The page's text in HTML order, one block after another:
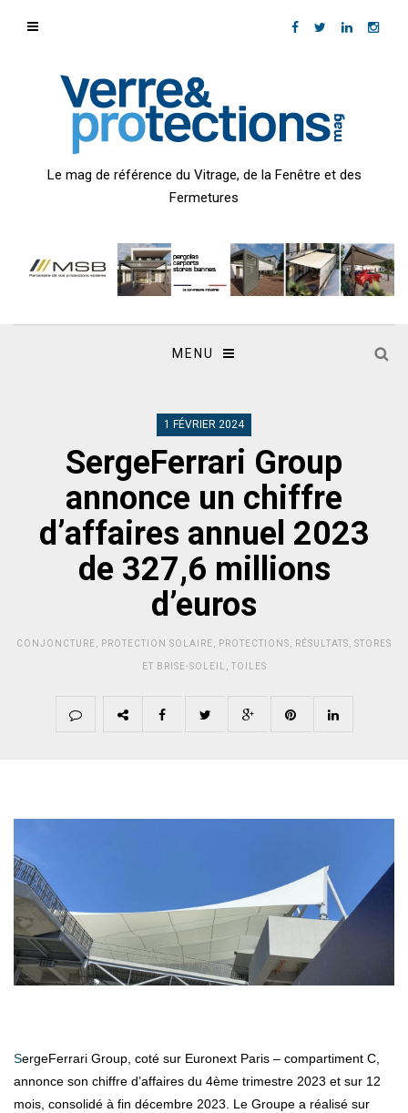
Le mag de référence du Vitrage, de la Fenêtre et des
Fermetures
MENU
1 FÉVRIER 2024
SergeFerrari Group
annonce un chiffre
d’affaires annuel 2023
de 327,6 millions
d’euros
CONJONCTURE PROTECTION SOLAIRE PROTECTIONS RÉSULTATS STORES
ET BRISE-SOLEIL TOILES
SergeFerrari Group, coté sur Euronext Paris – compartiment C,
annonce son chiffre d’affaires du 4ème trimestre 2023 et sur 12
mois, consolidé à fin décembre 2023. Le Groupe a réalisé sur